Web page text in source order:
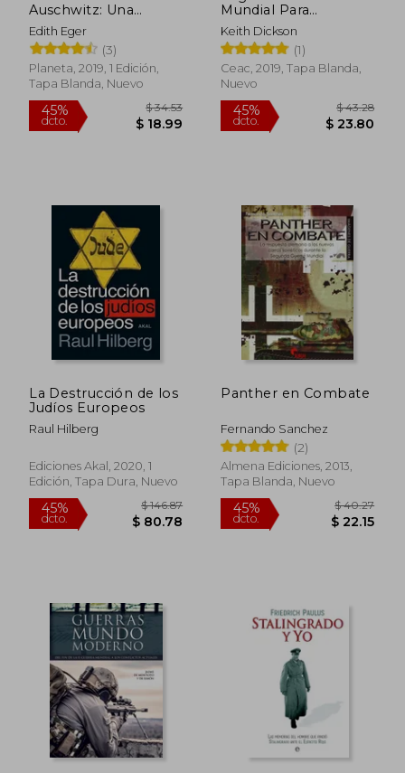
45%
dcto.
$ 93.73 45%
Auschwitz: Una
Inspiradora Historia
de Valentía y
Supervivencia
(Divulgación)
Edith Eger
(3)
Planeta, 2019, 1 Edición,
Tapa Blanda, Nuevo
Mundial Para
Dummies
Keith Dickson
(1)
Ceac, 2019, Tapa Blanda,
Nuevo
La Destrucción de los
Judíos Europeos
Raul Hilberg
Ediciones Akal, 2020, 1
Edición, Tapa Dura, Nuevo
Panther en Combate
Fernando Sanchez
(2)
Almena Ediciones, 2013,
Tapa Blanda, Nuevo